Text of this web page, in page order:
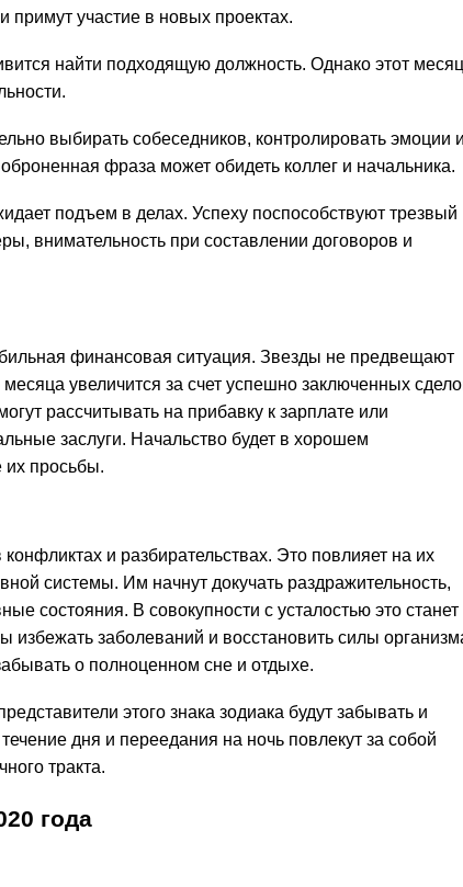
участие в новых проектах.
найти подходящую должность. Однако этот месяц
выбирать собеседников, контролировать эмоции и
фраза может обидеть коллег и начальника.
подъем в делах. Успеху поспособствуют трезвый
внимательность при составлении договоров и
финансовая ситуация. Звезды не предвещают
увеличится за счет успешно заключенных
рассчитывать на прибавку к зарплате или
заслуги. Начальство будет в хорошем
их просьбы.
и разбирательствах. Это повлияет на их
системы. Им начнут докучать раздражительность,
состояния. В совокупности с усталостью это станет
избежать заболеваний и восстановить силы
о полноценном сне и отдыхе.
этого знака зодиака будут забывать и
дня и переедания на ночь повлекут за собой
тракта.
года